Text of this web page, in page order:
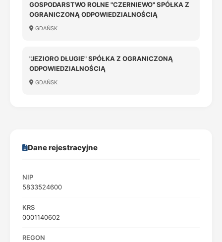
GOSPODARSTWO ROLNE "CZERNIEWO" SPÓŁKA Z
OGRANICZONĄ ODPOWIEDZIALNOŚCIĄ
GDAŃSK
"JEZIORO DŁUGIE" SPÓŁKA Z OGRANICZONĄ
ODPOWIEDZIALNOŚCIĄ
GDAŃSK
Dane rejestracyjne
NIP
5833524600
KRS
0001140602
REGON